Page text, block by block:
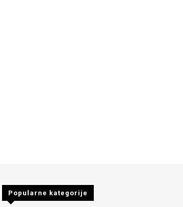
Popularne kategorije